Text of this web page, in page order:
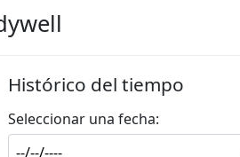
Histórico del tiempo
Seleccionar una fecha: